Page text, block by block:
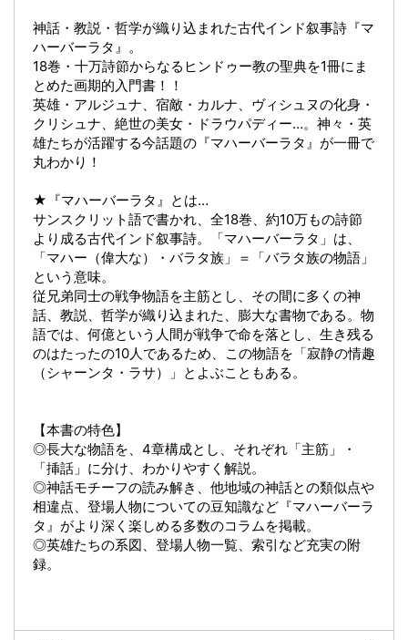
神話・教説・哲学が織り込まれた古代インド叙事詩『マ
ハーバーラタ』。
18巻・十万詩節からなるヒンドゥー教の聖典を1冊にま
とめた画期的入門書！！
英雄・アルジュナ、宿敵・カルナ、ヴィシュヌの化身・
クリシュナ、絶世の美女・ドラウパディー…。神々・英
雄たちが活躍する今話題の『マハーバーラタ』が一冊で
丸わかり！
★『マハーバーラタ』とは…
サンスクリット語で書かれ、全18巻、約10万もの詩節
より成る古代インド叙事詩。「マハーバーラタ」は、
「マハー（偉大な）・バラタ族」＝「バラタ族の物語」
という意味。
従兄弟同士の戦争物語を主筋とし、その間に多くの神
話、教説、哲学が織り込まれた、膨大な書物である。物
語では、何億という人間が戦争で命を落とし、生き残る
のはたったの10人であるため、この物語を「寂静の情趣
（シャーンタ・ラサ）」とよぶこともある。
【本書の特色】
◎長大な物語を、4章構成とし、それぞれ「主筋」・
「挿話」に分け、わかりやすく解説。
◎神話モチーフの読み解き、他地域の神話との類似点や
相違点、登場人物についての豆知識など『マハーバーラ
タ』がより深く楽しめる多数のコラムを掲載。
◎英雄たちの系図、登場人物一覧、索引など充実の附
録。